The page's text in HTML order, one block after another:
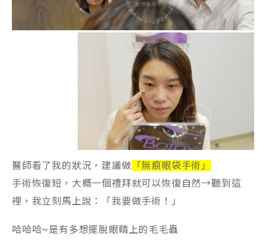
醫師看了我的狀況，建議做 「無痕眼袋手術」
手術恢復短，大概一個禮拜就可以恢復自然→聽到這
裡，我立刻馬上說：「我要做手術！」
哈哈哈~是有多想擺脫眼睛上的毛毛蟲